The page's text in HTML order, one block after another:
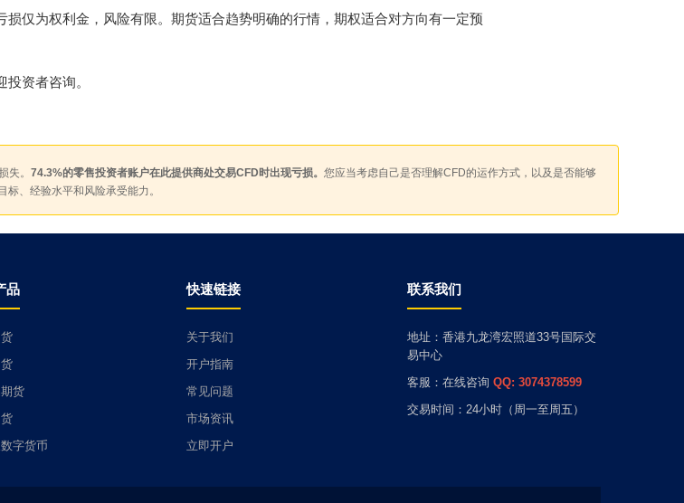
仅为权利金，风险有限。期货适合趋势明确的行情，期权适合对方向有一定预
资者咨询。
失。 74.3%的零售投资者账户在此提供商处交易CFD时出现亏损。 您应当考虑自己是否理解CFD的运作方式，以及是否能够
、经验水平和风险承受能力。
品
货
字货币
快速链接
关于我们
开户指南
常见问题
市场资讯
立即开户
联系我们
地址：香港九龙湾宏照道33号国际交
易中心
客服：在线咨询 QQ: 3074378599
交易时间：24小时（周一至周五）